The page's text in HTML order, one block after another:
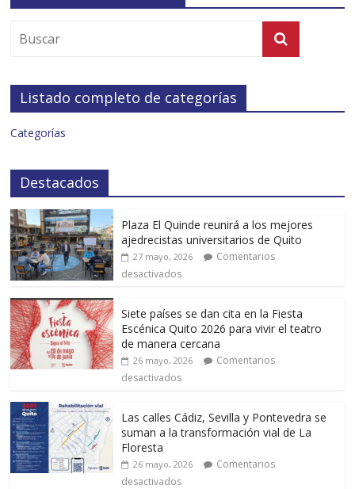
Listado completo de categorías
Categorías
Destacados
Plaza El Quinde reunirá a los mejores
ajedrecistas universitarios de Quito
27 mayo, 2026
Comentarios
desactivados
Siete países se dan cita en la Fiesta
Escénica Quito 2026 para vivir el teatro
de manera cercana
26 mayo, 2026
Comentarios
desactivados
Las calles Cádiz, Sevilla y Pontevedra se
suman a la transformación vial de La
Floresta
26 mayo, 2026
Comentarios
desactivados